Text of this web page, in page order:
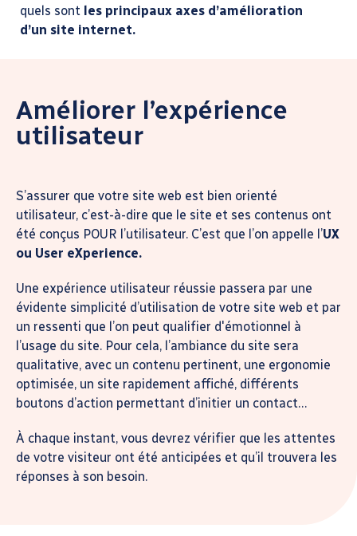
quels sont les principaux axes d’amélioration
d’un site internet.
Améliorer l’expérience
utilisateur
S’assurer que votre site web est bien orienté
utilisateur, c’est-à-dire que le site et ses contenus ont
été conçus POUR l’utilisateur. C’est que l’on appelle l’UX
ou User eXperience.
Une expérience utilisateur réussie passera par une
évidente simplicité d’utilisation de votre site web et par
un ressenti que l’on peut qualifier d'émotionnel à
l’usage du site. Pour cela, l’ambiance du site sera
qualitative, avec un contenu pertinent, une ergonomie
optimisée, un site rapidement affiché, différents
boutons d’action permettant d’initier un contact…
À chaque instant, vous devrez vérifier que les attentes
de votre visiteur ont été anticipées et qu’il trouvera les
réponses à son besoin.